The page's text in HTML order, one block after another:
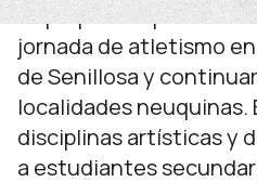
La propuesta
jornada de atletismo
de Senillosa y
localidades neuquinas.
disciplinas artísticas y
a estudiantes